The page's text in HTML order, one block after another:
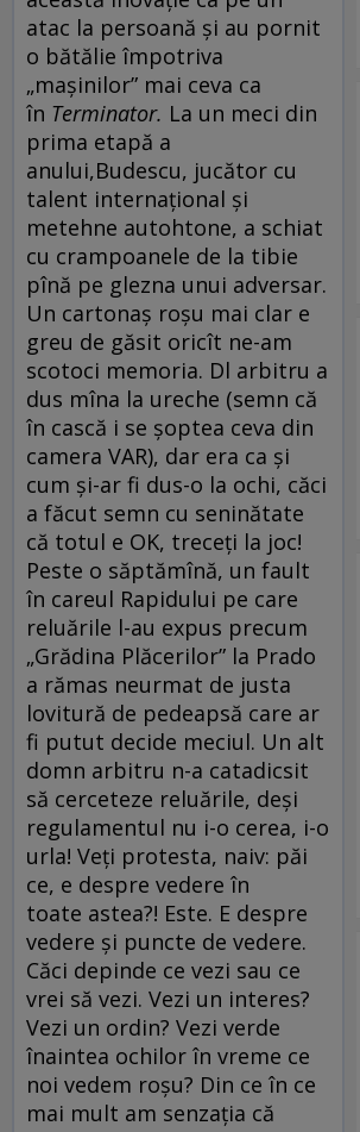
atac la persoană şi au pornit
o bătălie împotriva
„maşinilor” mai ceva ca
în Terminator. La un meci din
prima etapă a
anului,Budescu, jucător cu
talent internaţional şi
metehne autohtone, a schiat
cu crampoanele de la tibie
pînă pe glezna unui adversar.
Un cartonaş roşu mai clar e
greu de găsit oricît ne-am
scotoci memoria. Dl arbitru a
dus mîna la ureche (semn că
în cască i se şoptea ceva din
camera VAR), dar era ca şi
cum şi-ar fi dus-o la ochi, căci
a făcut semn cu seninătate
că totul e OK, treceţi la joc!
Peste o săptămînă, un fault
în careul Rapidului pe care
reluările l-au expus precum
„Grădina Plăcerilor” la Prado
a rămas neurmat de justa
lovitură de pedeapsă care ar
fi putut decide meciul. Un alt
domn arbitru n-a catadicsit
să cerceteze reluările, deşi
regulamentul nu i-o cerea, i-o
urla! Veţi protesta, naiv: păi
ce, e despre vedere în
toate astea?! Este. E despre
vedere şi puncte de vedere.
Căci depinde ce vezi sau ce
vrei să vezi. Vezi un interes?
Vezi un ordin? Vezi verde
înaintea ochilor în vreme ce
noi vedem roşu? Din ce în ce
mai mult am senzaţia că